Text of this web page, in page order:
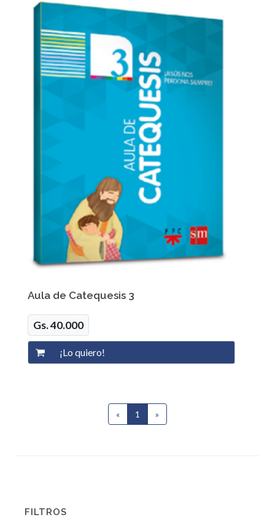
Aula de Catequesis 3
Gs. 40.000
« 1 (current)
»
FILTROS